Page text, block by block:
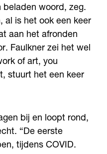
beladen woord, zeg.
al is het ook een keer
aan het afronden
Faulkner zei het wel
of art, you
stuurt het een keer
bij en loopt rond,
“De eerste
tijdens COVID.